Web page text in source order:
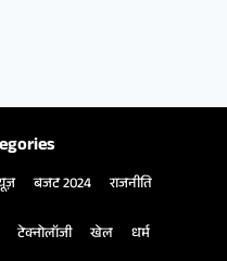
बजट 2024 राजनीति
टेक्नोलॉजी खेल धर्म